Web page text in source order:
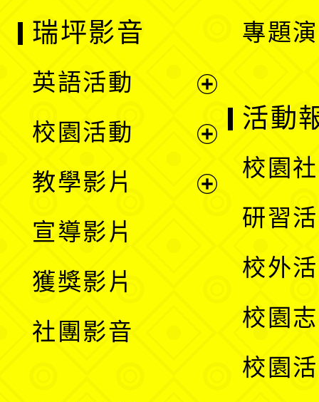
專題
瑞坪影音
英語活動
選
校園活動
教學影片
宣導影片
獲獎影片
社團影音
活動
校園
研習
校外
校園
校園